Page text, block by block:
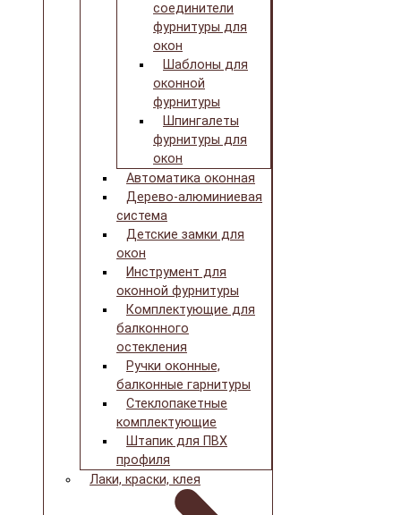
соединители
фурнитуры для
окон
Шаблоны для
оконной
фурнитуры
Шпингалеты
фурнитуры для
окон
Автоматика оконная
Дерево-алюминиевая
система
Детские замки для
окон
Инструмент для
оконной фурнитуры
Комплектующие для
балконного
остекления
Ручки оконные,
балконные гарнитуры
Стеклопакетные
комплектующие
Штапик для ПВХ
профиля
Лаки, краски, клея